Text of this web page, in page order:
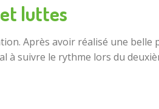
luttes
Après avoir réalisé une belle
à suivre le rythme lors du